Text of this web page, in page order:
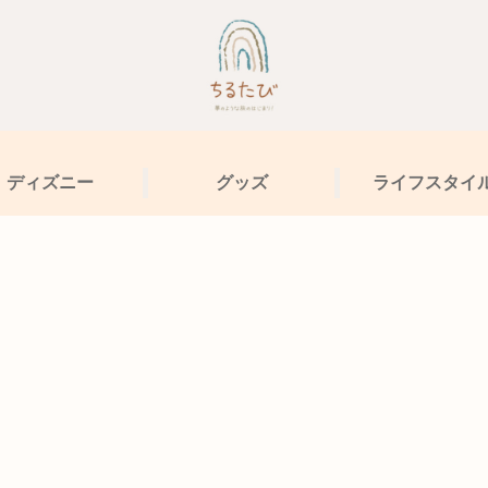
ディズニー グッズ ライフスタイ